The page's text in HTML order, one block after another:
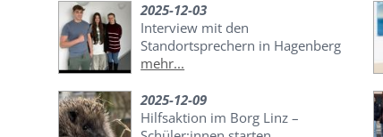
2025-12-03
Interview mit den
Standortsprechern in Hagenberg
mehr...
2025-12-09
Hilfsaktion im Borg Linz –